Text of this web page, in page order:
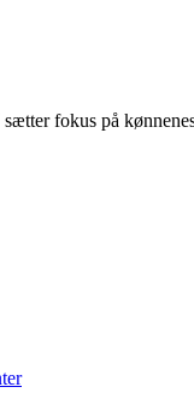
fokus på